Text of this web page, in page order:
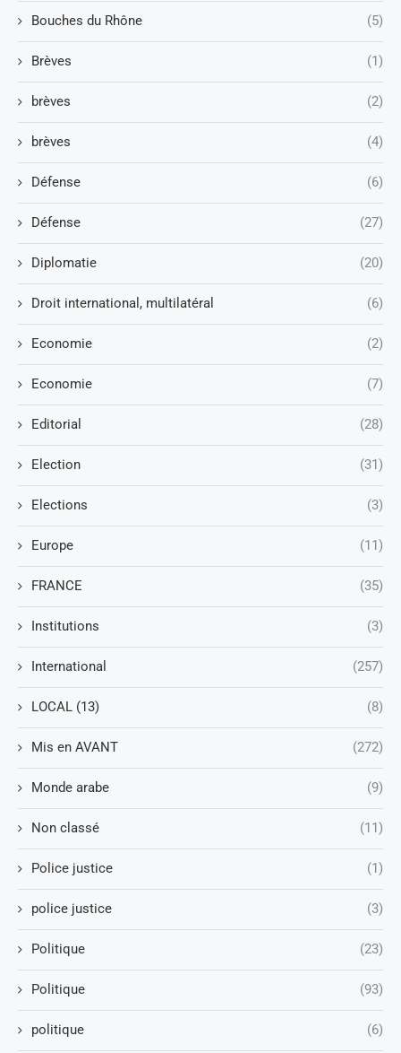
Bouches du Rhône (5)
Brèves (1)
brèves (2)
brèves (4)
Défense (6)
Défense (27)
Diplomatie (20)
Droit international, multilatéral (6)
Economie (2)
Economie (7)
Editorial (28)
Election (31)
Elections (3)
Europe (11)
FRANCE (35)
Institutions (3)
International (257)
LOCAL (13) (8)
Mis en AVANT (272)
Monde arabe (9)
Non classé (11)
Police justice (1)
police justice (3)
Politique (23)
Politique (93)
politique (6)